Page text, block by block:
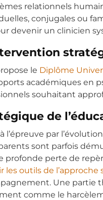
relationnels
conjugales ou
devenir un clinicien
le Diplôme
académiques
souhaitant
de
par
sont parfois
profonde perte de
les outils de
Une partie
comme le